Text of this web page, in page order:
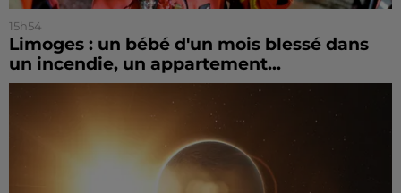
15h54
Limoges : un bébé d'un mois blessé dans
un incendie, un appartement...